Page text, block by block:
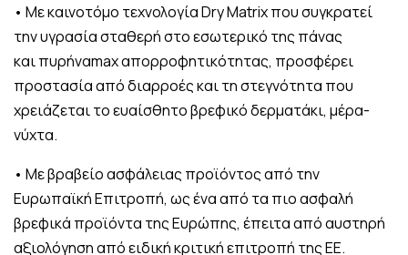
• Mε καινοτόμο τεχνολογία Dry Matrix που συγκρατεί
την υγρασία σταθερή στο εσωτερικό της πάνας
καιπυρήναmax απορροφητικότητας, προσφέρει
προστασία από διαρροές και τη στεγνότητα που
χρειάζεται το ευαίσθητο βρεφικό δερματάκι, μέρα-
νύχτα.
• Με βραβείο ασφάλειας προϊόντος από την
Ευρωπαϊκή Επιτροπή, ως ένα από τα πιο ασφαλή
βρεφικά προϊόντα της Ευρώπης, έπειτα από αυστηρή
αξιολόγηση από ειδική κριτική επιτροπή της ΕΕ.